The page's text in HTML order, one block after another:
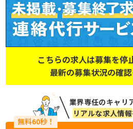
こちらの求人は募集を停
最新の募集状況の確認
業界専任のキャリ
リアルな求人情報